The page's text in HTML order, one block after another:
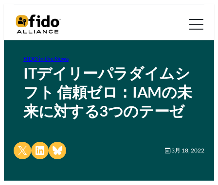
FIDO in the News
ITデイリーパラダイムシ
フト 信頼ゼロ：IAMの未
来に対する3つのテーゼ
Share on X Share on LinkedIn
Share on Bluesky 3月 18, 2022